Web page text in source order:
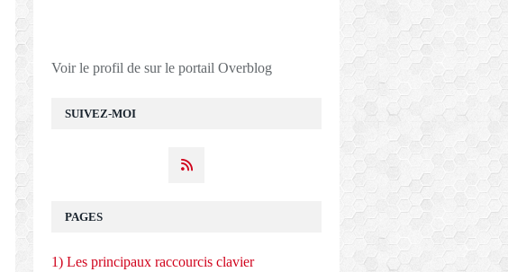
SUIVEZ-MOI
Voir le profil de sur le portail Overblog
PAGES
1) Les principaux raccourcis clavier